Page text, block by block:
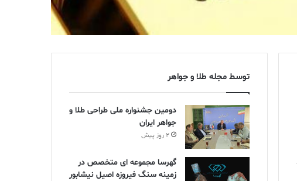
توسط مجله طلا و جواهر
دومین جشنواره ملی طراحی طلا و
جواهر ایران
2 روز پیش
گهرسا مجموعه ای متخصص در
زمینه سنگ فیروزه اصیل نیشابور